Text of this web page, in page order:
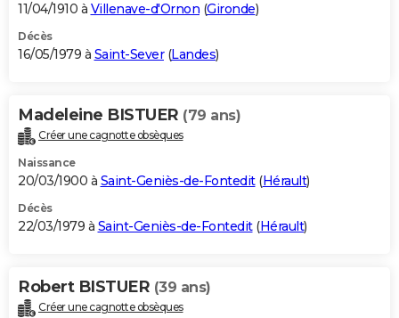
11/04/1910 à Villenave-d'Ornon (Gironde)
Décès
16/05/1979 à Saint-Sever(Landes)
Madeleine BISTUER (79 ans)
Créer une cagnotte obsèques
Naissance
20/03/1900 à Saint-Geniès-de-Fontedit(Hérault)
Décès
22/03/1979 à Saint-Geniès-de-Fontedit(Hérault)
Robert BISTUER (39 ans)
Créer une cagnotte obsèques